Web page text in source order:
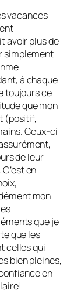
vacances
avoir plus de
simplement
à chaque
toujours ce
que mon
(positif,
Ceux-ci
de leur
en
mon
que je
que les
celles qui
bien pleines,
en